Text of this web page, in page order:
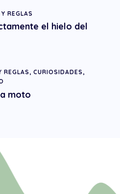
REGLAS
el hielo del
REGLAS, CURIOSIDADES,
moto